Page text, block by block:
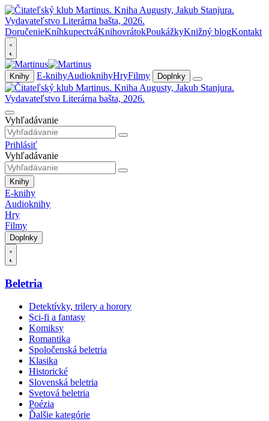
DoručenieKníhkupectváKnihovrátokPoukážkyKnižný blogKontakt
Knihy E-knihyAudioknihyHryFilmy Doplnky
Vyhľadávanie
Prihlásiť
Vyhľadávanie
Knihy
E-knihy
Audioknihy
Hry
Filmy
Doplnky
Beletria
Detektívky, trilery a horory
Sci-fi a fantasy
Komiksy
Romantika
Spoločenská beletria
Klasika
Historické
Slovenská beletria
Svetová beletria
Poézia
Ďalšie kategórie